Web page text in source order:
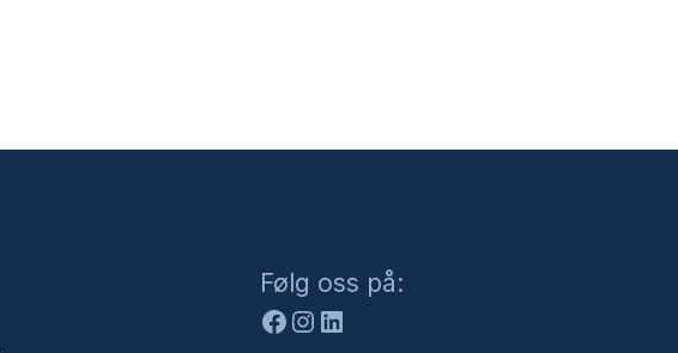
Følg oss på:
Facebook
Instagram
LinkedIn